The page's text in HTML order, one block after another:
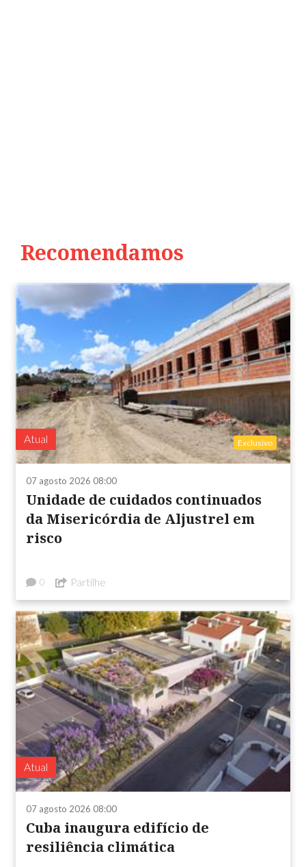
Recomendamos
Atual Exclusivo
07 agosto 2026 08:00
Unidade de cuidados continuados
da Misericórdia de Aljustrel em
risco
0 Partilhe
Atual
07 agosto 2026 08:00
Cuba inaugura edifício de
resiliência climática